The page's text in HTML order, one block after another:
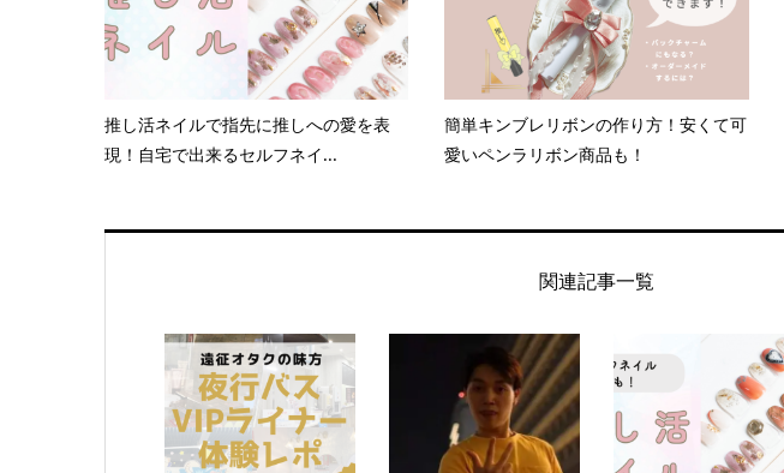
推し活ネイルで指先に推しへの愛を表
現！自宅で出来るセルフネイ...
簡単キンブレリボンの作り方！安くて可
愛いペンラリボン商品も！
関連記事一覧